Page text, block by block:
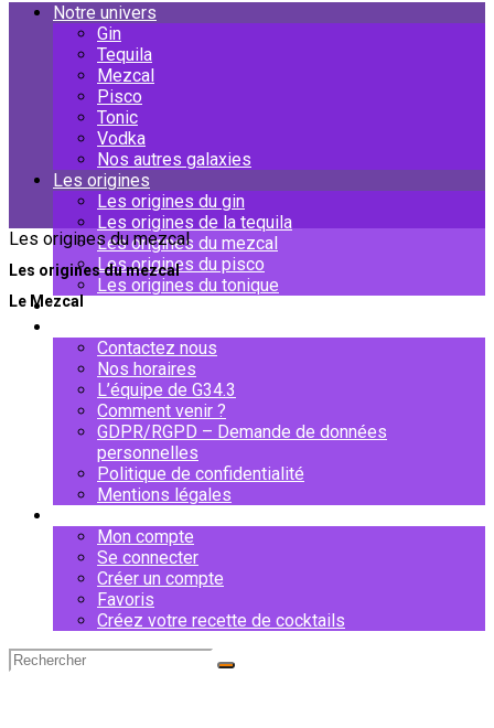
Notre univers
Gin
Tequila
Mezcal
Pisco
Tonic
Vodka
Nos autres galaxies
Les origines
Les origines du gin
Les origines de la tequila
Les origines du mezcal
Les origines du pisco
Les origines du tonique
Mixologies
Contactez nous
Nos horaires
L’équipe de G34.3
Comment venir ?
GDPR/RGPD – Demande de données
personnelles
Politique de confidentialité
Mentions légales
Mon compte
Se connecter
Créer un compte
Favoris
Créez votre recette de cocktails
Les origines du mezcal
Les origines du mezcal
Le Mezcal​